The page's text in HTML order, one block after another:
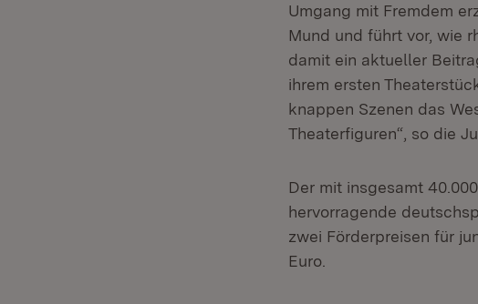
Umgang mit Fremdem
Mund und führt vor, wie
damit ein aktueller
ihrem ersten
knappen Szenen das
Theaterfiguren“, so die
Der mit insgesamt
hervorragende
zwei Förderpreisen für
Euro.